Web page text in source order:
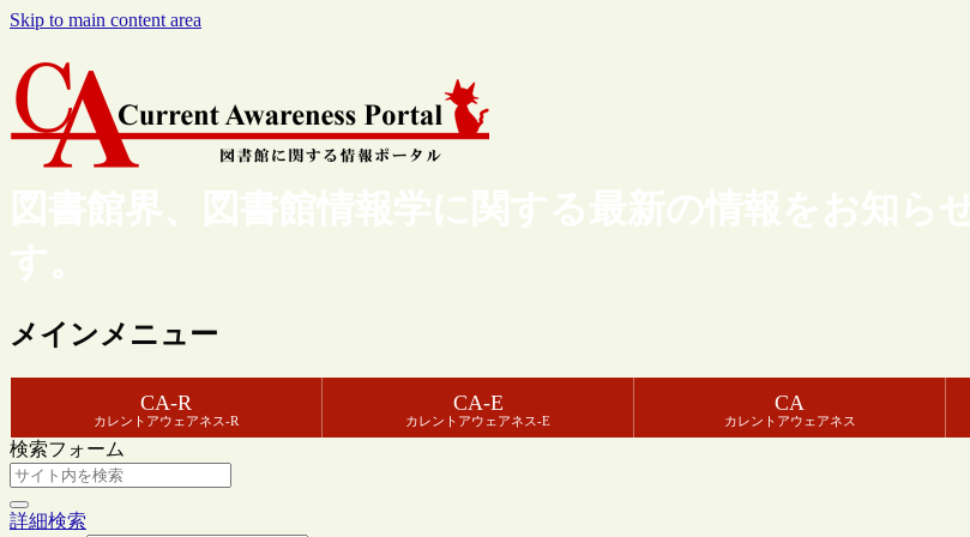
Skip to main content area
図書館界、図書館情報学に関する最新の情報をお知ら
す。
メインメニュー
CA-R
カレントアウェアネス-R
CA-E
カレントアウェアネス-E
CA
カレントアウェアネス
検索フォーム
詳細検索